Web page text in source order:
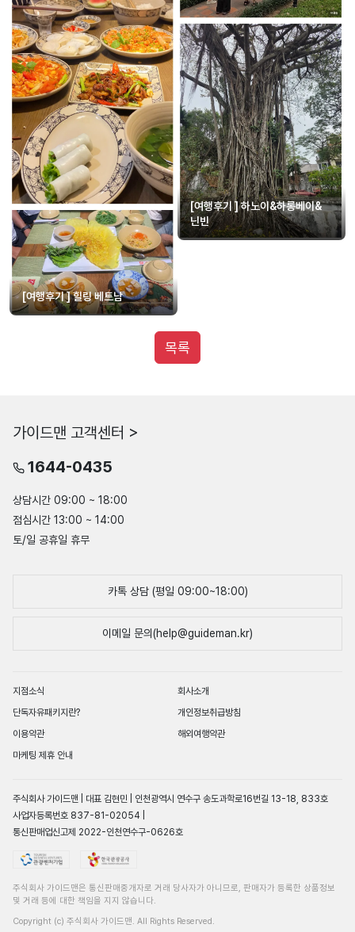
[여행후기 ] 힐링 베트남
[여행후기 ] 하노이&하롱베이&
닌빈
목록
가이드맨 고객센터 >
1644-0435
상담시간 09:00 ~ 18:00
점심시간 13:00 ~ 14:00
토/일 공휴일 휴무
카톡 상담 (평일 09:00~18:00)
이메일 문의(help@guideman.kr)
지점소식
회사소개
단독자유패키지란?
개인정보취급방침
이용약관
해외여행약관
마케팅 제휴 안내
주식회사 가이드맨 | 대표 김현민 | 인천광역시 연수구 송도과학로16번길 13-18, 833호
사업자등록번호 837-81-02054 |
통신판매업신고제 2022-인천연수구-0626호
주식회사 가이드맨은 통신판매중개자로 거래 당사자가 아니므로, 판매자가 등록한 상품정보
및 거래 등에 대한 책임을 지지 않습니다.
Copyright (c) 주식회사 가이드맨. All Rights Reserved.